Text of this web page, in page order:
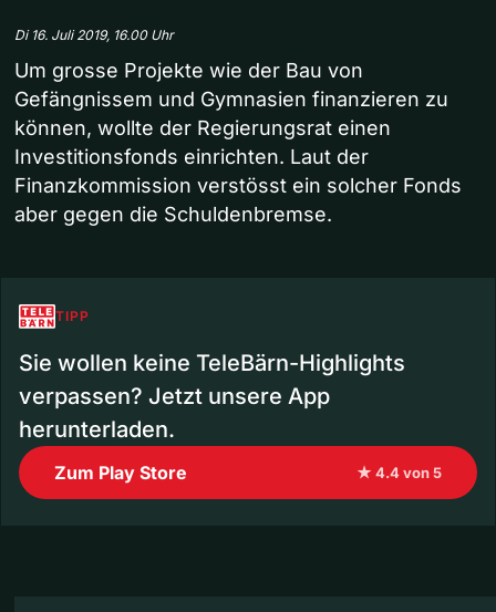
Di 16. Juli 2019, 16.00 Uhr
Um grosse Projekte wie der Bau von
Gefängnissem und Gymnasien finanzieren zu
können, wollte der Regierungsrat einen
Investitionsfonds einrichten. Laut der
Finanzkommission verstösst ein solcher Fonds
aber gegen die Schuldenbremse.
TIPP
Sie wollen keine TeleBärn-Highlights
verpassen? Jetzt unsere App
herunterladen.
Zum Play Store ★ 4.4 von 5